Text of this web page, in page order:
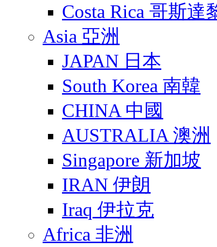
Costa Rica 哥斯達
Asia 亞洲
JAPAN 日本
South Korea 南韓
CHINA 中國
AUSTRALIA 澳洲
Singapore 新加坡
IRAN 伊朗
Iraq 伊拉克
Africa 非洲